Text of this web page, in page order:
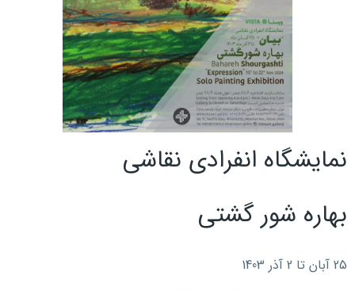
نمایشگاه انفرادی نقاشی
بهاره شور گشتی
25 آبان تا 2 آذر 1403